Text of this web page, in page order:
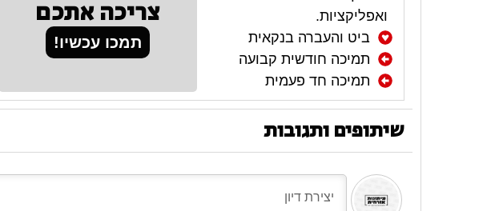
ואפליקציות.
ביט והעברה בנקאית
תמיכה חודשית קבועה
תמיכה חד פעמית
צריכה אתכם
תמכו עכשיו!
שיתופים ותגובות